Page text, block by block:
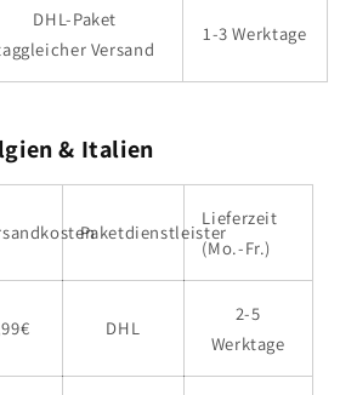
DHL-Paket
Versand
1-3 Werktage
& Italien
Paketdienstleister
Lieferzeit
(Mo.-Fr.)
DHL
2-5
Werktage